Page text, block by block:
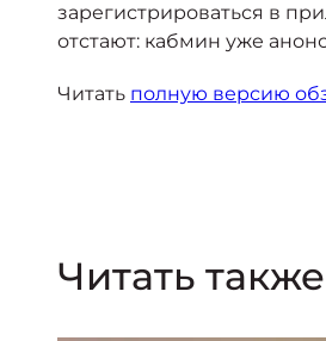
зарегистрироваться в
отстают: кабмин уже
Читать полную версию
Читать также